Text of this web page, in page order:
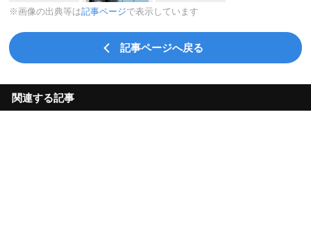
※画像の出典等は記事ページで表示しています
記事ページへ戻る
関連する記事